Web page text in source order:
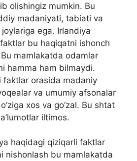
olishingiz mumkin. Bu
madaniyati, tabiati va
ega. Irlandiya
bu haqiqatni ishonch
mamlakatda odamlar
hamma ham bilmaydi.
faktlar orasida madaniy
va umumiy afsonalar
xos va go’zal. Bu shtat
iltimos.
haqidagi qiziqarli faktlar
nishonlash bu mamlakatda